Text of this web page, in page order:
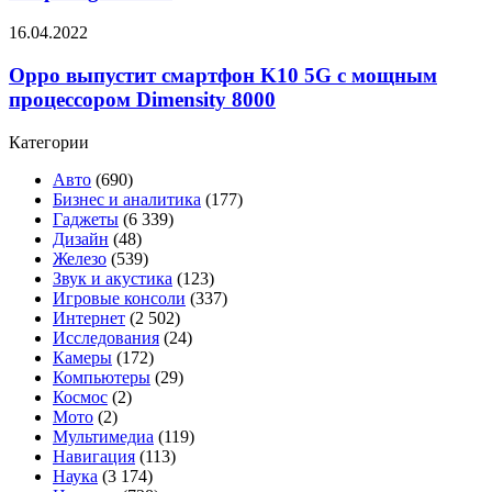
до
года —
он
будет
построен
Snapdragon
888+
Oppo
смартфон
K10
5G
мощным
процессором
Dimensity
8000
16.04.2022
Oppo выпустит смартфон K10 5G с мощным
процессором Dimensity 8000
Категории
Авто (690)
Бизнес и аналитика (177)
Гаджеты (6 339)
Дизайн (48)
Железо (539)
Звук и акустика (123)
Игровые консоли (337)
Интернет (2 502)
Исследования (24)
Камеры (172)
Компьютеры (29)
Космос (2)
Мото (2)
Мультимедиа (119)
Навигация (113)
Наука (3 174)